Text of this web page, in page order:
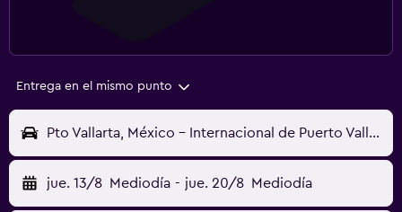
Entrega en el mismo punto
Pto Vallarta, México - Internacional de Puerto Vallarta (PVR)
jue. 13/8 Mediodía - jue. 20/8 Mediodía